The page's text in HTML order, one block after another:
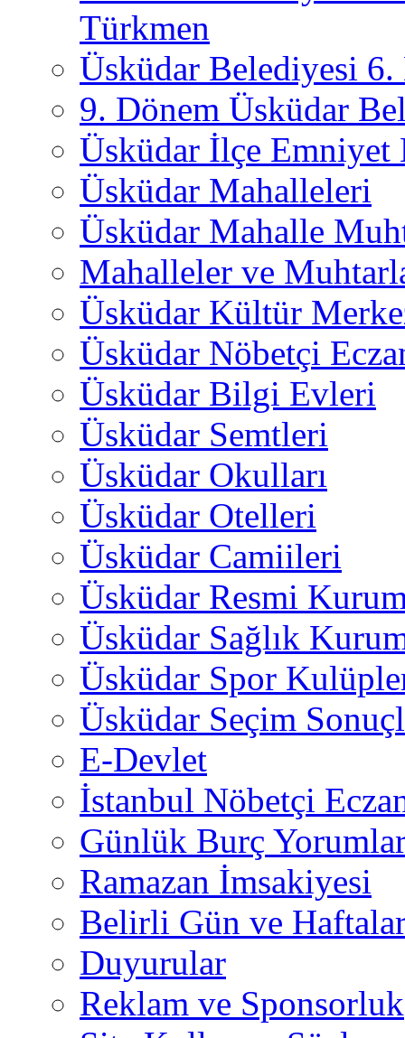
Türkmen
Üsküdar Belediyesi 6.
9. Dönem Üsküdar
Üsküdar İlçe
Üsküdar Mahalleleri
Üsküdar Mahalle
Mahalleler ve
Üsküdar Kültür
Üsküdar Nöbetçi
Üsküdar Bilgi Evleri
Üsküdar Semtleri
Üsküdar Okulları
Üsküdar Otelleri
Üsküdar Camiileri
Üsküdar Resmi
Üsküdar Sağlık
Üsküdar Spor
Üsküdar Seçim
E-Devlet
İstanbul Nöbetçi
Günlük Burç
Ramazan İmsakiyesi
Belirli Gün ve
Duyurular
Reklam ve Sponsorluk